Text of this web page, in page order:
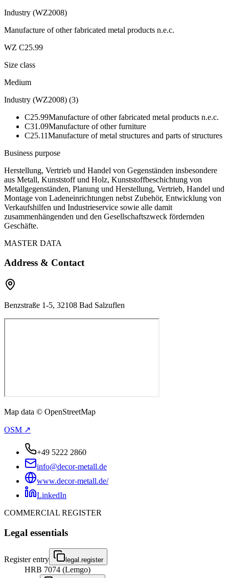
Industry (WZ2008)
Manufacture of other fabricated metal products n.e.c.
WZ C25.99
Size class
Medium
Industry (WZ2008) (3)
C25.99Manufacture of other fabricated metal products n.e.c.
C31.09Manufacture of other furniture
C25.11Manufacture of metal structures and parts of structures
Business purpose
Herstellung, Vertrieb und Handel von Gegenständen insbesondere
aus Metall, Kunststoff und Holz, Kunststoffbeschichtung von
Metallgegenständen, Planung und Herstellung, Vertrieb, Handel und
Montage von Ladeneinrichtungen nebst Zubehör, Entwicklung von
Verkaufshilfen und Industrieservice sowie alle damit
zusammenhängenden und den Gesellschaftszweck fördernden
Geschäfte.
MASTER DATA
Address & Contact
Benzstraße 1-5, 32108 Bad Salzuflen
Map data © OpenStreetMap
OSM ↗
+49 5222 2860
info@decor-metall.de
www.decor-metall.de/
LinkedIn
COMMERCIAL REGISTER
Legal essentials
Register entry legal.register
HRB 7074 (Lemgo)